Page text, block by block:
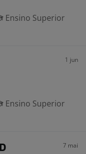
Ensino Superior
1 jun
Ensino Superior
7 mai